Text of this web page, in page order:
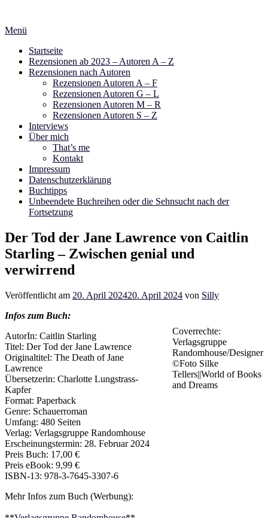
springen
Menü
Startseite
Rezensionen ab 2023 – Autoren A – Z
Rezensionen nach Autoren
Rezensionen Autoren A – F
Rezensionen Autoren G – L
Rezensionen Autoren M – R
Rezensionen Autoren S – Z
Interviews
Über mich
That’s me
Kontakt
Impressum
Datenschutzerklärung
Buchtipps
Unbeendete Buchreihen oder die Sehnsucht nach der
Fortsetzung
Der Tod der Jane Lawrence von Caitlin
Starling – Zwischen genial und
verwirrend
Veröffentlicht am 20. April 202420. April 2024 von Silly
Coverrechte:
Verlagsgruppe
Randomhouse/Designer
©Foto Silke
Tellers||World of Books
and Dreams
Infos zum Buch:
AutorIn: Caitlin Starling
Titel: Der Tod der Jane Lawrence
Originaltitel: The Death of Jane
Lawrence
Übersetzerin: Charlotte Lungstrass-
Kapfer
Format: Paperback
Genre: Schauerroman
Umfang: 480 Seiten
Verlag: Verlagsgruppe Randomhouse
Erscheinungstermin: 28. Februar 2024
Preis Buch: 17,00 €
Preis eBook: 9,99 €
ISBN-13: 978-3-7645-3307-6
Mehr Infos zum Buch (Werbung):